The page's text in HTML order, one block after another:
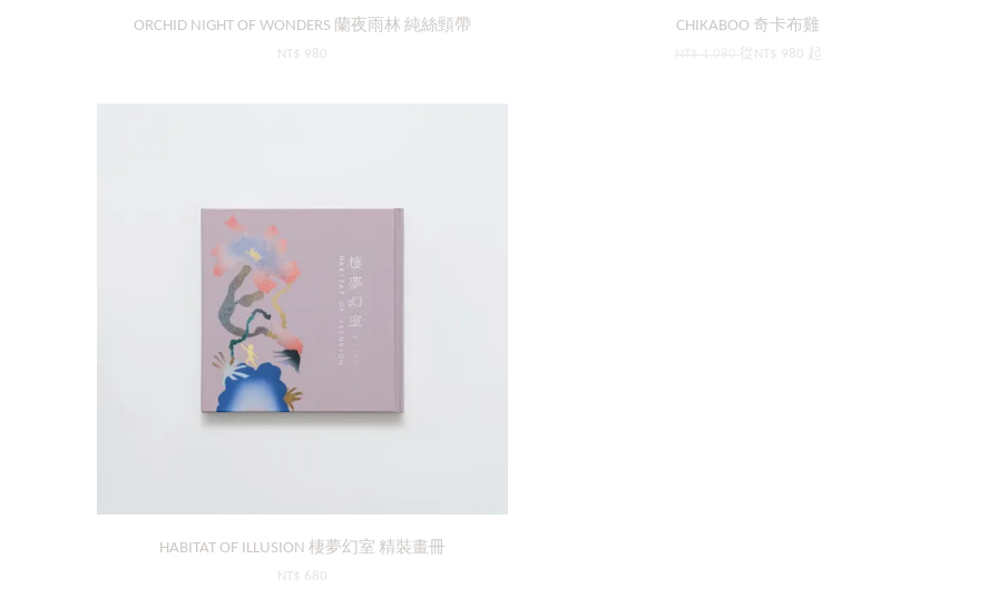
ORCHID NIGHT OF WONDERS 蘭夜雨林 純絲頸帶
NT$ 980
CHIKABOO 奇卡布雞
從 NT$ 980 起
HABITAT OF ILLUSION 棲夢幻室 精裝畫冊
NT$ 680